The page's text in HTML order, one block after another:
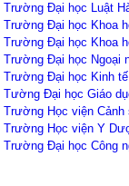
Trường Đại học Luật
Trường Đại học Khoa
Trường Đại học Khoa
Trường Đại học Ngoại
Trường Đại học Kinh
Tường Đại học Giáo
Trường Học viện Cảnh
Trường Học viện Y
Trường Đại học Công